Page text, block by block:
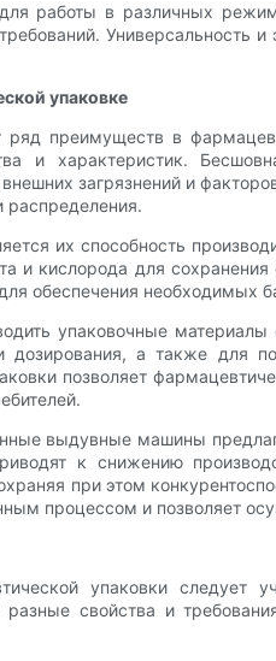
работы в различных
упаковке
преимуществ в
и характеристик.
загрязнений и
распределения.
их способность
и кислорода для
обеспечения необходимых
упаковочные
а также для
позволяет
выдувные машины
к снижению
при этом
процессом и позволяет
упаковки следует
свойства и